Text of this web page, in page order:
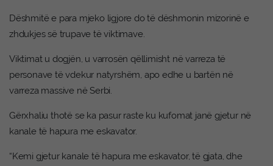
Dëshmitë e para mjeko ligjore do të dëshmonin mizorinë e
zhdukjes së trupave të viktimave.
Viktimat u dogjën, u varrosën qëllimisht në varreza të
personave të vdekur natyrshëm, apo edhe u bartën në
varreza massive në Serbi.
Gërxhaliu thotë se ka pasur raste ku kufomat janë gjetur në
kanale të hapura me eskavator.
“Kemi gjetur kanale të hapura me eskavator, të gjata, dhe